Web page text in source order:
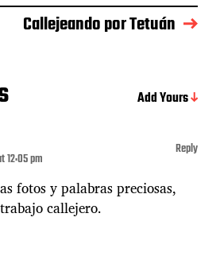
Callejeando por Tetuán
Add Yours
12:05 pm
fotos y palabras preciosas,
callejero.
Reply